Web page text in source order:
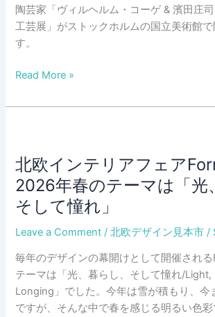
陶芸家「ヴィルヘルム・コーゲ & 濱田庄
工芸展」がストックホルムの国立美術館
す。
「誰
が
い
日
用
品
ま
れ
て
暮
Read More »
北欧インテリアフェア
2026年春のテーマは「光
そして憧れ」
Leave a Comment /北欧デザイン見本市 /
毎年のデザインの幕開けとして開催され
テーマは「光、暮らし、そして憧れ/Light,
Longing」でした。今年は雪が積もり、今
ですが、そんな中で春を感じる明るい色